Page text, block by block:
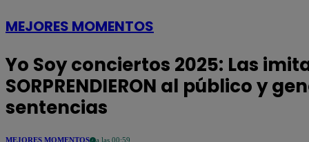
MEJORES MOMENTOS
Yo Soy conciertos 2025: Las
SORPRENDIERON al público y
sentencias
MEJORES MOMENTOS a las 00:59